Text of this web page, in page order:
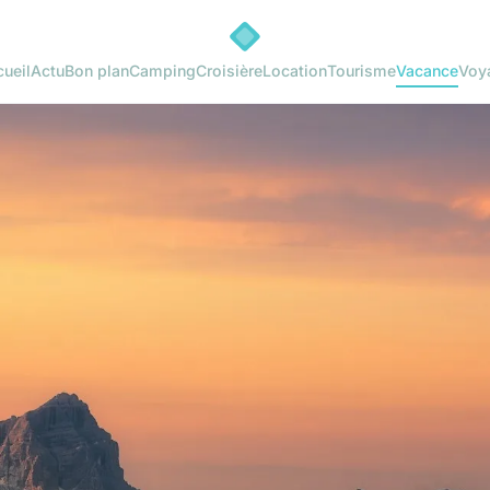
ActuBon planCampingCroisièreLocationTourismeVacance